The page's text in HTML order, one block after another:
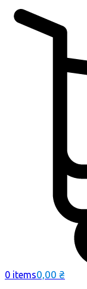
0 items0,00 ₴